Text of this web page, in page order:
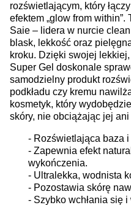
rozświetlającym, który
efektem „glow from
Saie – lidera w nurcie
blask, lekkość oraz
kroku. Dzięki swojej
Super Gel doskonale
samodzielny produkt
podkładu czy kremu
kosmetyk, który
skóry, nie obciążając jej
- Rozświetlająca baza i
- Zapewnia efekt
wykończenia.
- Ultralekka, wodnista
- Pozostawia skórę
- Szybko wchłania się